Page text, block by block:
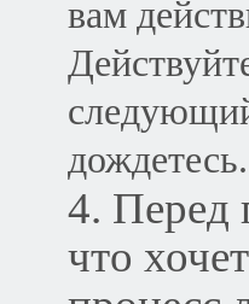
вам
дождетесь.
4. Перед
что